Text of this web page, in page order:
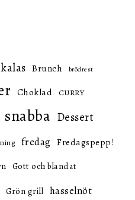
Brunch brödrest
Choklad CURRY
snabba Dessert
fredag Fredagspepp!
Gott och blandat
Grön grill hasselnöt